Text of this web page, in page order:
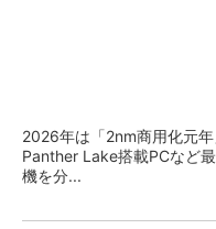
2026年は「2nm商用化元年
Panther Lake搭載PCなど
機を分...